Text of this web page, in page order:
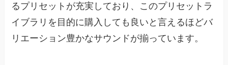
るプリセットが充実しており、このプリセットラ
イブラリを目的に購入しても良いと言えるほどバ
リエーション豊かなサウンドが揃っています。